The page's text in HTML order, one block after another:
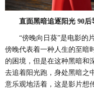
直面黑暗追逐阳光 90后
“傍晚向日葵”是电影的
傍晚代表着一种人生的至暗
的困境，但是在这种黑暗和
去追着阳光跑，身处黑暗之
意乐观地活着，这是影片想